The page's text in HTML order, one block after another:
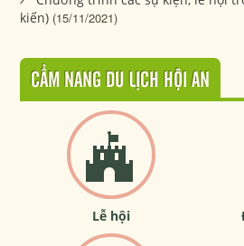
kiến) (15/11/2021)
CẨM NANG DU LỊCH HỘI AN
Lễ hội